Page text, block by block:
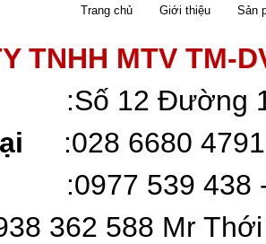
Trang chủ Giới thiệu Sản
TNHH MTV TM-
:Số 12 Đường
:028 6680
:0977 539 438
362 588 Mr Thới